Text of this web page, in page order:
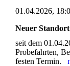
01.04.2026,
Neuer Standort
seit dem
Probefahrten,
festen Termin.